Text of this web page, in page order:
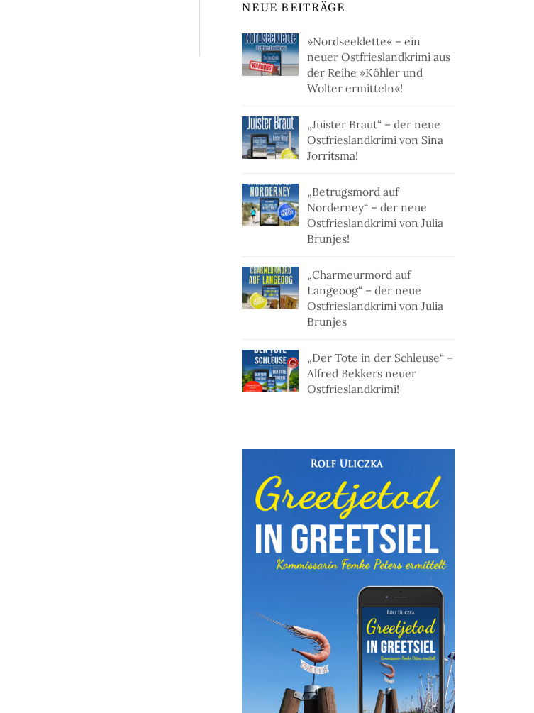
NEUE BEITRÄGE
»Nordseeklette« – ein
neuer Ostfrieslandkrimi aus
der Reihe »Köhler und
Wolter ermitteln«!
„Juister Braut“ – der neue
Ostfrieslandkrimi von Sina
Jorritsma!
„Betrugsmord auf
Norderney“ – der neue
Ostfrieslandkrimi von Julia
Brunjes!
„Charmeurmord auf
Langeoog“ – der neue
Ostfrieslandkrimi von Julia
Brunjes
„Der Tote in der Schleuse“ –
Alfred Bekkers neuer
Ostfrieslandkrimi!